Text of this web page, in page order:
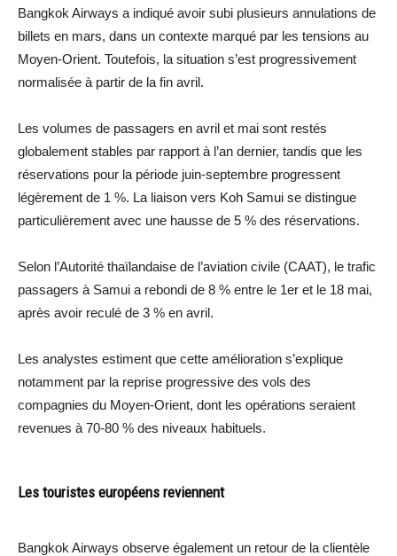
Bangkok Airways a indiqué avoir subi plusieurs annulations de
billets en mars, dans un contexte marqué par les tensions au
Moyen-Orient. Toutefois, la situation s’est progressivement
normalisée à partir de la fin avril.
Les volumes de passagers en avril et mai sont restés
globalement stables par rapport à l’an dernier, tandis que les
réservations pour la période juin-septembre progressent
légèrement de 1 %. La liaison vers Koh Samui se distingue
particulièrement avec une hausse de 5 % des réservations.
Selon l’Autorité thaïlandaise de l’aviation civile (CAAT), le trafic
passagers à Samui a rebondi de 8 % entre le 1er et le 18 mai,
après avoir reculé de 3 % en avril.
Les analystes estiment que cette amélioration s’explique
notamment par la reprise progressive des vols des
compagnies du Moyen-Orient, dont les opérations seraient
revenues à 70-80 % des niveaux habituels.
Les touristes européens reviennent
Bangkok Airways observe également un retour de la clientèle